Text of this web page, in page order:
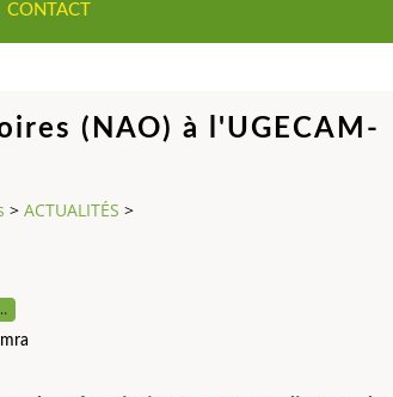
CONTACT
(NAO) à l'UGECAM-
> ACTUALITÉS >